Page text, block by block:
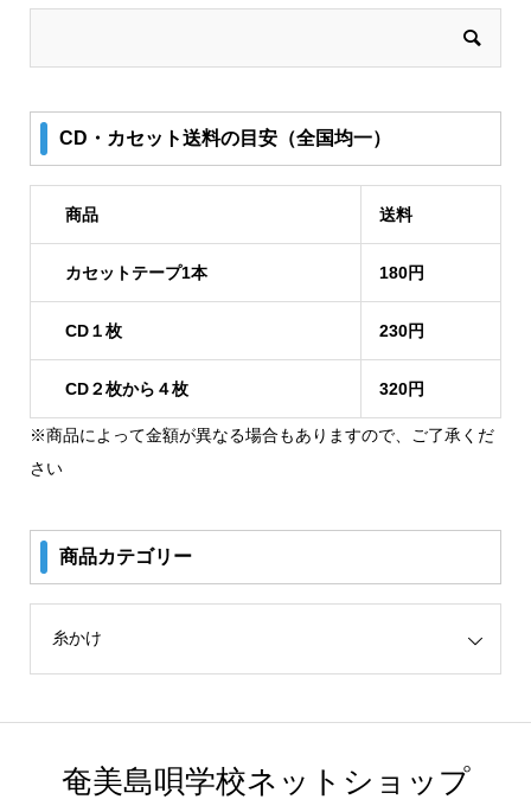
CD・カセット送料の目安（全国均一）
商品 送料
カセットテープ1本 180円
CD１枚 230円
CD２枚から４枚 320円
※商品によって金額が異なる場合もありますので、ご了承くだ
さい
商品カテゴリー
奄美島唄学校ネットショップ